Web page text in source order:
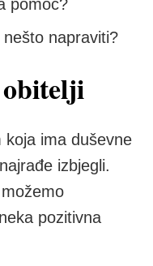
pomoć?
napraviti?
ima duševne
izbjegli.
pozitivna